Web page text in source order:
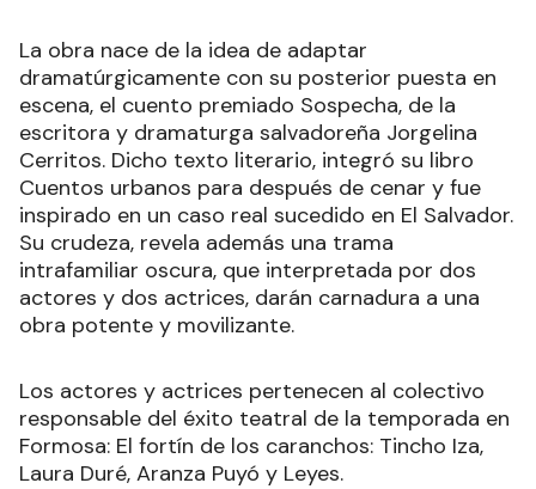
La obra nace de la idea de adaptar
dramatúrgicamente con su posterior puesta en
escena, el cuento premiado Sospecha, de la
escritora y dramaturga salvadoreña Jorgelina
Cerritos. Dicho texto literario, integró su libro
Cuentos urbanos para después de cenar y fue
inspirado en un caso real sucedido en El Salvador.
Su crudeza, revela además una trama
intrafamiliar oscura, que interpretada por dos
actores y dos actrices, darán carnadura a una
obra potente y movilizante.
Los actores y actrices pertenecen al colectivo
responsable del éxito teatral de la temporada en
Formosa: El fortín de los caranchos: Tincho Iza,
Laura Duré, Aranza Puyó y Leyes.